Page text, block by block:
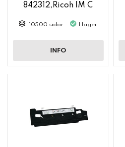
842312,Ricoh IM C
10500 sidor I lager
INFO